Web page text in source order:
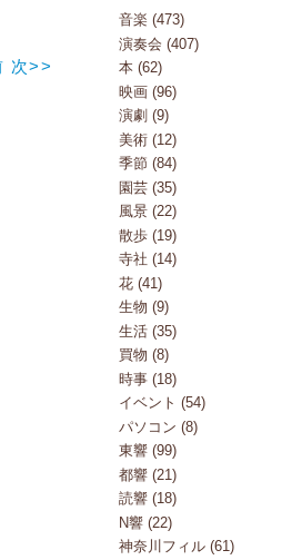
次>>
音楽 (473)
演奏会 (407)
本 (62)
映画 (96)
演劇 (9)
美術 (12)
季節 (84)
園芸 (35)
風景 (22)
散歩 (19)
寺社 (14)
花 (41)
生物 (9)
生活 (35)
買物 (8)
時事 (18)
イベント (54)
パソコン (8)
東響 (99)
都響 (21)
読響 (18)
N響 (22)
神奈川フィル (61)